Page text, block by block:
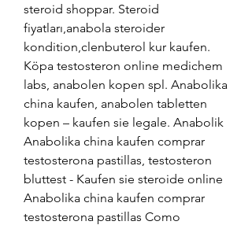
steroid shoppar. Steroid
fiyatları,anabola steroider
kondition,clenbuterol kur kaufen.
Köpa testosteron online medichem
labs, anabolen kopen spl. Anabolika
china kaufen, anabolen tabletten
kopen – kaufen sie legale. Anabolik
Anabolika china kaufen comprar
testosterona pastillas, testosteron
bluttest - Kaufen sie steroide online
Anabolika china kaufen comprar
testosterona pastillas Como